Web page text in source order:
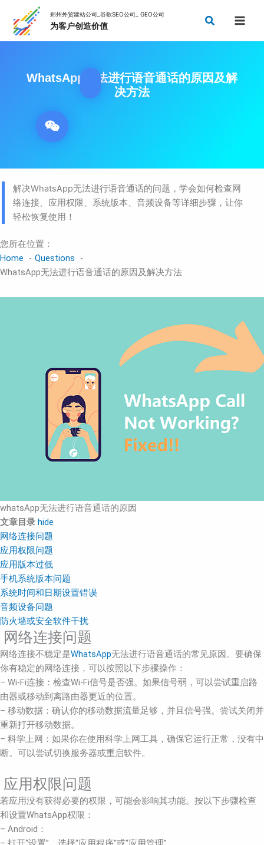
content
Search
WhatsApp无法进行语音通话的原因及解
决方法
解决WhatsApp无法进行语音通话的问题，学会如何检查网
络连接、应用权限、系统版本、音频设备等详细步骤，让你
轻松恢复使用！
您所在位置：
Home
Questions
WhatsApp无法进行语音通话的原因及解决方法
whatsApp无法进行语音通话的原因
文章目录 hide
网络连接问题
应用权限问题
应用版本过低
手机系统版本问题
系统时间和日期设置错误
音频设备问题
防火墙或安全软件干扰
网络连接问题
网络连接不稳定是WhatsApp无法进行语音通话的常见原因。要确保
你有稳定的网络连接，可以按照以下步骤操作：
– Wi-Fi连接：检查Wi-Fi信号是否强。如果信号弱，可以尝试重启路
由器或移动到离路由器更近的位置。
– 移动数据：确认你的移动数据流量足够，并且信号强。尝试关闭并
重新打开移动数据。
– 科学上网：如果你在使用科学上网工具，确保它运行正常，没有中
断。可以尝试切换服务器或重启软件。
应用权限问题
若应用没有获得必要的权限，可能会影响其功能。按以下步骤检查
和设置WhatsApp权限：
– Android：